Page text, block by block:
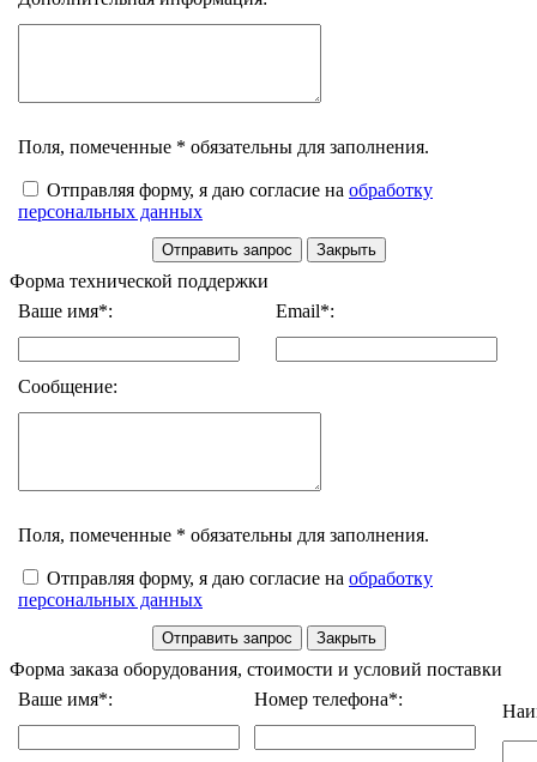
Поля, помеченные * обязательны для заполнения.
Отправляя форму, я даю согласие на обработку
персональных данных
Форма технической поддержки
Ваше имя*:
Email*:
Сообщение:
Поля, помеченные * обязательны для заполнения.
Отправляя форму, я даю согласие на обработку
персональных данных
Форма заказа оборудования, стоимости и условий поставки
Ваше имя*:
Номер телефона*: